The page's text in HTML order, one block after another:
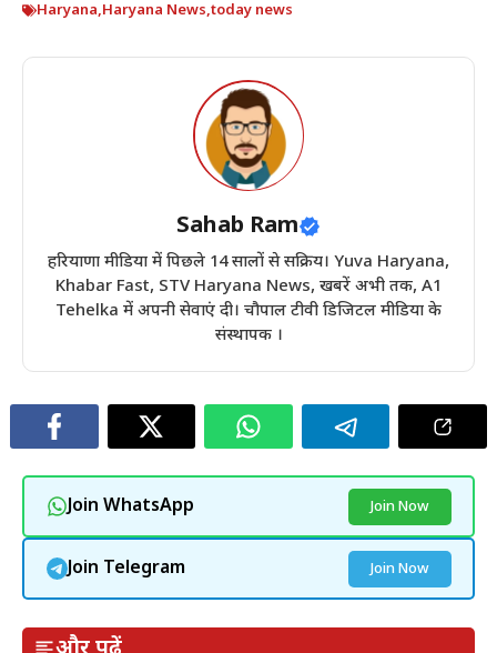
Haryana,Haryana News,today news
Sahab Ram
हरियाणा मीडिया में पिछले 14 सालों से सक्रिय। Yuva Haryana,
Khabar Fast, STV Haryana News, खबरें अभी तक, A1
Tehelka में अपनी सेवाएं दी। चौपाल टीवी डिजिटल मीडिया के
संस्थापक ।
Join WhatsApp Join Now
Join Telegram Join Now